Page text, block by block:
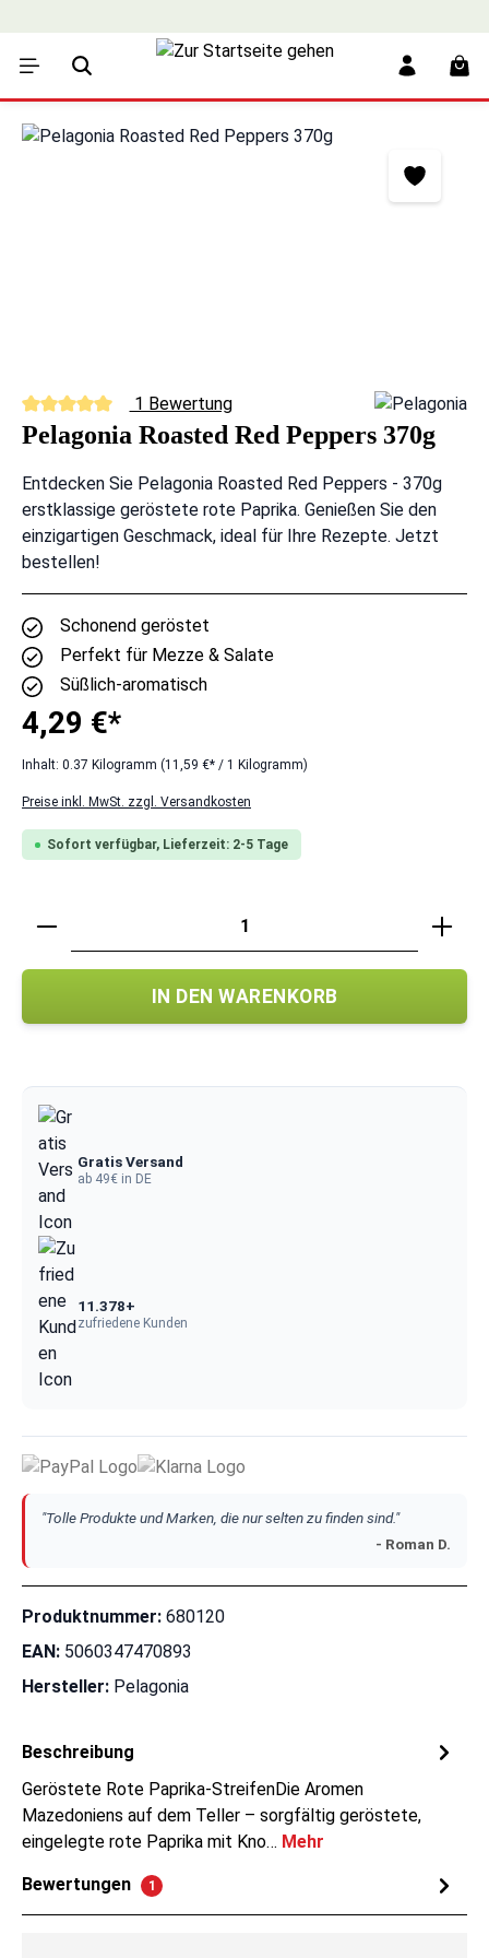
Bildergalerie überspringen
Durchschnittliche Bewertung von 5 von 5 Sternen
1 Bewertung
Pelagonia Roasted Red Peppers 370g
Entdecken Sie Pelagonia Roasted Red Peppers - 370g
erstklassige geröstete rote Paprika. Genießen Sie den
einzigartigen Geschmack, ideal für Ihre Rezepte. Jetzt
bestellen!
Schonend geröstet
Perfekt für Mezze & Salate
Süßlich-aromatisch
4,29 €*
Inhalt: 0.37 Kilogramm (11,59 €* / 1 Kilogramm)
Preise inkl. MwSt. zzgl. Versandkosten
Sofort verfügbar, Lieferzeit: 2-5 Tage
Produkt Anzahl: Gib den gewünschten
IN DEN WARENKORB
Gratis Versand
ab 49€ in DE
11.378+
zufriedene Kunden
"Tolle Produkte und Marken, die nur selten zu finden sind."
- Roman D.
Produktnummer: 680120
EAN: 5060347470893
Hersteller: Pelagonia
Beschreibung
Geröstete Rote Paprika-StreifenDie Aromen
Mazedoniens auf dem Teller – sorgfältig geröstete,
eingelegte rote Paprika mit Kno… Mehr
Bewertungen 1